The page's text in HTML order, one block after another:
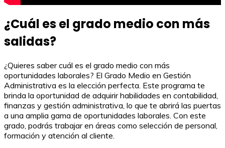
¿Cuál es el grado medio con más
salidas?
¿Quieres saber cuál es el grado medio con más
oportunidades laborales? El Grado Medio en Gestión
Administrativa es la elección perfecta. Este programa te
brinda la oportunidad de adquirir habilidades en contabilidad,
finanzas y gestión administrativa, lo que te abrirá las puertas
a una amplia gama de oportunidades laborales. Con este
grado, podrás trabajar en áreas como selección de personal,
formación y atención al cliente.